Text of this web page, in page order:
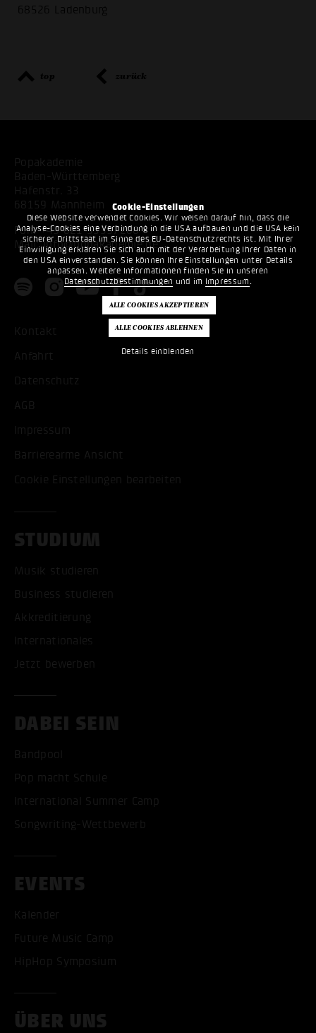
Cookie-Einstellungen
Diese Website verwendet Cookies. Wir weisen darauf hin, dass die
Analyse-Cookies eine Verbindung in die USA aufbauen und die USA kein
sicherer Drittstaat im Sinne des EU-Datenschutzrechts ist. Mit Ihrer
Einwilligung erklären Sie sich auch mit der Verarbeitung Ihrer Daten in
den USA einverstanden. Sie können Ihre Einstellungen unter Details
anpassen. Weitere Informationen finden Sie in unseren
Datenschutzbestimmungen und im Impressum .
Details einblenden
68526 Ladenburg
top zurück
Popakademie
Baden-Württemberg
Hafenstr. 33
68159 Mannheim
Fon:+49 621 53397200
Mail:info@popakademie.de
Kontakt
Anfahrt
Datenschutz
AGB
Impressum
Barrierearme Ansicht
Cookie Einstellungen bearbeiten
STUDIUM
Musik studieren
Business studieren
Akkreditierung
Internationales
Jetzt bewerben
DABEI SEIN
Bandpool
Pop macht Schule
International Summer Camp
Songwriting-Wettbewerb
EVENTS
Kalender
Future Music Camp
HipHop Symposium
ÜBER UNS